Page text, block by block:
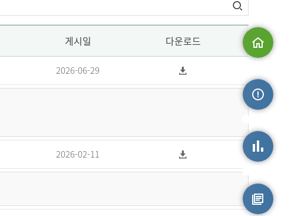
맵
게시일 다운로드
2026-06-29
2026-02-11
손상정보